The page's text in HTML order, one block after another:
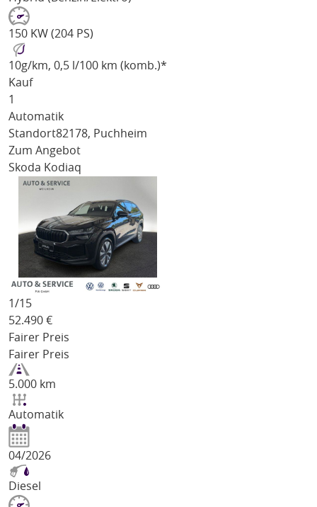
150 KW (204 PS)
10g/km, 0,5 l/100 km (komb.)*
Kauf
1
Automatik
Standort82178, Puchheim
Zum Angebot
Skoda Kodiaq
1/15
52.490 €
Fairer Preis
Fairer Preis
5.000 km
Automatik
04/2026
Diesel